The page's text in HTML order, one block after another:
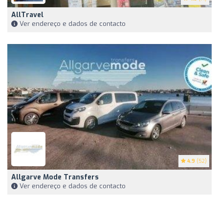
AllTravel
Ver endereço e dados de contacto
4.9 (52)
Allgarve Mode Transfers
Ver endereço e dados de contacto